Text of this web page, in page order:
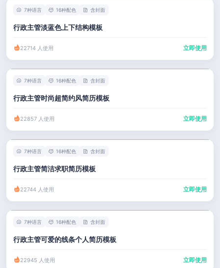
7种语言 16种配色 含封面
行政主管淡蓝色上下结构模板
22714 人使用 立即使用
7种语言 16种配色 含封面
行政主管时尚超简约风简历模板
22857 人使用 立即使用
7种语言 16种配色 含封面
行政主管简洁求职简历模板
22744 人使用 立即使用
7种语言 16种配色 含封面
行政主管可爱的线条个人简历模板
22945 人使用 立即使用